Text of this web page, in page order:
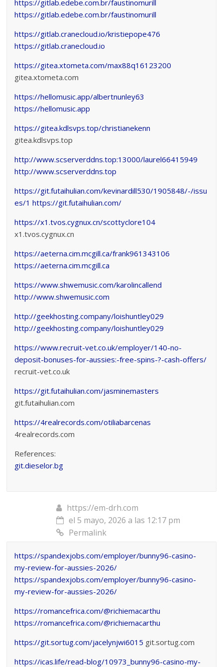
https://gitlab.edebe.com.br/faustinomurill
https://gitlab.edebe.com.br/faustinomurill
https://gitlab.cranecloud.io/kristiepope476
https://gitlab.cranecloud.io
https://gitea.xtometa.com/max88q16123200
gitea.xtometa.com
https://hellomusic.app/albertnunley63
https://hellomusic.app
https://gitea.kdlsvps.top/christianekenn
gitea.kdlsvps.top
http://www.scserverddns.top:13000/laurel66415949
http://www.scserverddns.top
https://git.futaihulian.com/kevinardill530/1905848/-/issu
es/1 https://git.futaihulian.com/
https://x1.tvos.cygnux.cn/scottyclore104
x1.tvos.cygnux.cn
https://aeterna.cim.mcgill.ca/frank961343106
https://aeterna.cim.mcgill.ca
https://www.shwemusic.com/karolincallend
http://www.shwemusic.com
http://geekhosting.company/loishuntley029
http://geekhosting.company/loishuntley029
https://www.recruit-vet.co.uk/employer/140-no-
deposit-bonuses-for-aussies:-free-spins-?-cash-offers/
recruit-vet.co.uk
https://git.futaihulian.com/jasminemasters
git.futaihulian.com
https://4realrecords.com/otiliabarcenas
4realrecords.com
References:
git.dieselor.bg
https://em-drh.com
el 5 mayo, 2026 a las 12:17 pm
Permalink
https://spandexjobs.com/employer/bunny96-casino-
my-review-for-aussies-2026/
https://spandexjobs.com/employer/bunny96-casino-
my-review-for-aussies-2026/
https://romancefrica.com/@richiemacarthu
https://romancefrica.com/@richiemacarthu
https://git.sortug.com/jacelynjwi6015 git.sortug.com
https://icas.life/read-blog/10973_bunny96-casino-my-